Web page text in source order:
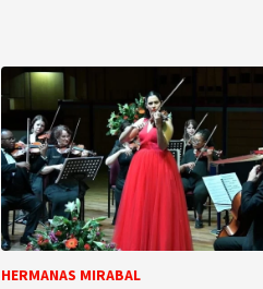
HERMANAS MIRABAL